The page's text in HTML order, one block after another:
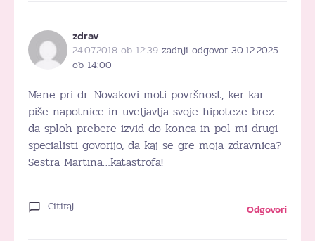
zdrav
24.07.2018 ob 12:39 zadnji odgovor 30.12.2025
ob 14:00
Mene pri dr. Novakovi moti površnost, ker kar
piše napotnice in uveljavlja svoje hipoteze brez
da sploh prebere izvid do konca in pol mi drugi
specialisti govorijo, da kaj se gre moja zdravnica?
Sestra Martina…katastrofa!
Citiraj Odgovori